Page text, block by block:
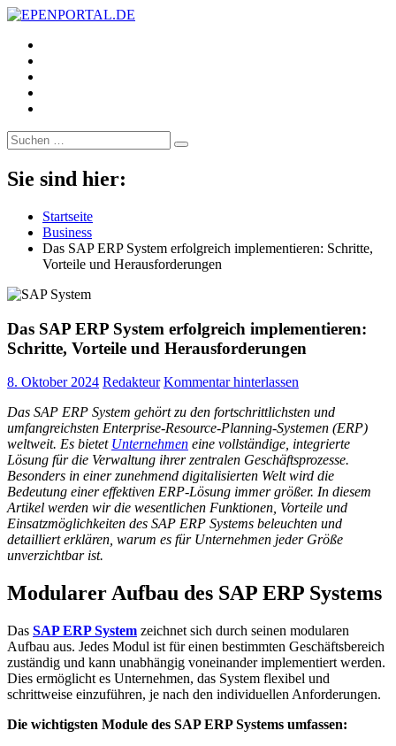
EPENPORTAL.DE
Epische News aus Politik, Finanzen & Gesellschaft
Suche
nach:
Sie sind hier:
Startseite
Business
Das SAP ERP System erfolgreich implementieren: Schritte,
Vorteile und Herausforderungen
Das SAP ERP System erfolgreich implementieren:
Schritte, Vorteile und Herausforderungen
8. Oktober 2024 Redakteur Kommentar hinterlassen
Das SAP ERP System gehört zu den fortschrittlichsten und
umfangreichsten Enterprise-Resource-Planning-Systemen (ERP)
weltweit. Es bietet Unternehmen eine vollständige, integrierte
Lösung für die Verwaltung ihrer zentralen Geschäftsprozesse.
Besonders in einer zunehmend digitalisierten Welt wird die
Bedeutung einer effektiven ERP-Lösung immer größer. In diesem
Artikel werden wir die wesentlichen Funktionen, Vorteile und
Einsatzmöglichkeiten des SAP ERP Systems beleuchten und
detailliert erklären, warum es für Unternehmen jeder Größe
unverzichtbar ist.
Modularer Aufbau des SAP ERP Systems
Das SAP ERP System zeichnet sich durch seinen modularen
Aufbau aus. Jedes Modul ist für einen bestimmten Geschäftsbereich
zuständig und kann unabhängig voneinander implementiert werden.
Dies ermöglicht es Unternehmen, das System flexibel und
schrittweise einzuführen, je nach den individuellen Anforderungen.
Die wichtigsten Module des SAP ERP Systems umfassen: